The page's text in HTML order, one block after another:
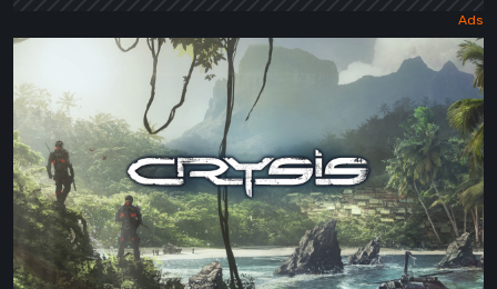
Crysis:
Combatti,
Sopravvivi,
Conquista!
–
La
Guida
Definitiva